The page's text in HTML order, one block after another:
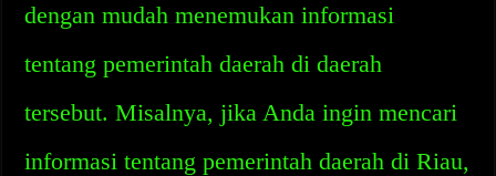
dengan mudah menemukan informasi
tentang pemerintah daerah di daerah
tersebut. Misalnya, jika Anda ingin mencari
informasi tentang pemerintah daerah di Riau,